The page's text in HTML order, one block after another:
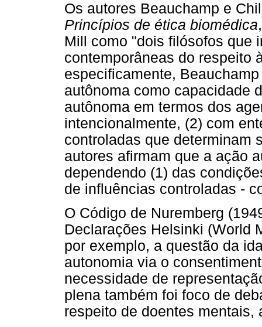
Os autores Beauchamp e
Princípios de ética biomédica
Mill como "dois filósofos que
contemporâneas do respeito
especificamente,
autônoma como capacidade
autônoma em termos dos
intencionalmente, (2) com
controladas que determinam
autores afirmam que a ação
dependendo (1) das
de influências controladas -
O Código de Nuremberg
Declarações Helsinki (World
por exemplo, a questão da
autonomia via o
necessidade de
plena também foi foco de
respeito de doentes mentais,